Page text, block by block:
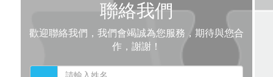
聯絡我們
歡迎聯絡我們，我們會竭誠為您服務，期待與您合
作，謝謝！